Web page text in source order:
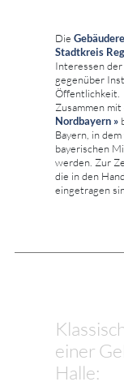
Die
Stadtkreis
Interessen
gegenüber
Öffentlichkeit.
Zusammen
Nordbayern »
Bayern, in
bayerischen
werden. Zur
die in den
eingetragen
einer
Halle: